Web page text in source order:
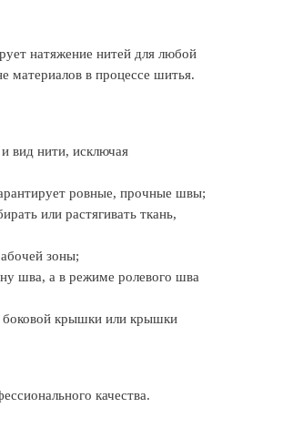
натяжение нитей для любой
материалов в процессе шитья.
вид нити, исключая
ровные, прочные швы;
или растягивать ткань,
зоны;
шва, а в режиме ролевого шва
боковой крышки или крышки
качества.